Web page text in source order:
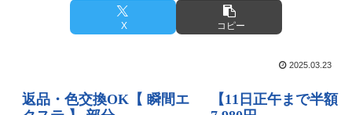
X コピー
2025.03.23